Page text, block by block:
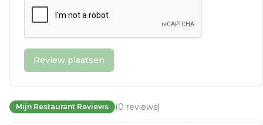
Review plaatsen
Mijn Restaurant Reviews (0 reviews)